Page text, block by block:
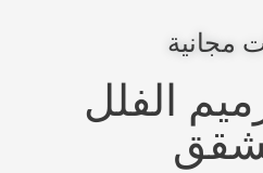
مجانية
الفلل